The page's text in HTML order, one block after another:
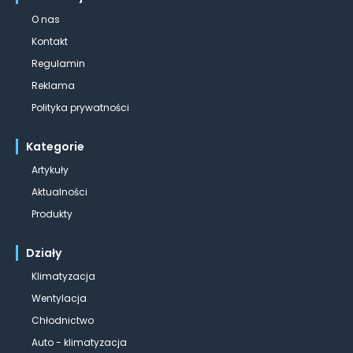
O nas
Kontakt
Regulamin
Reklama
Polityka prywatności
Kategorie
Artykuły
Aktualności
Produkty
Działy
Klimatyzacja
Wentylacja
Chłodnictwo
Auto - klimatyzacja